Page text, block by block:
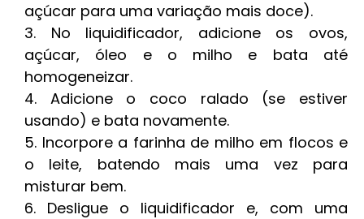
açúcar para uma variação mais doce).
No liquidificador, adicione os ovos,
açúcar, óleo e o milho e bata até
homogeneizar.
Adicione o coco ralado (se estiver
usando) e bata novamente.
Incorpore a farinha de milho em flocos e
o leite, batendo mais uma vez para
misturar bem.
Desligue o liquidificador e, com uma